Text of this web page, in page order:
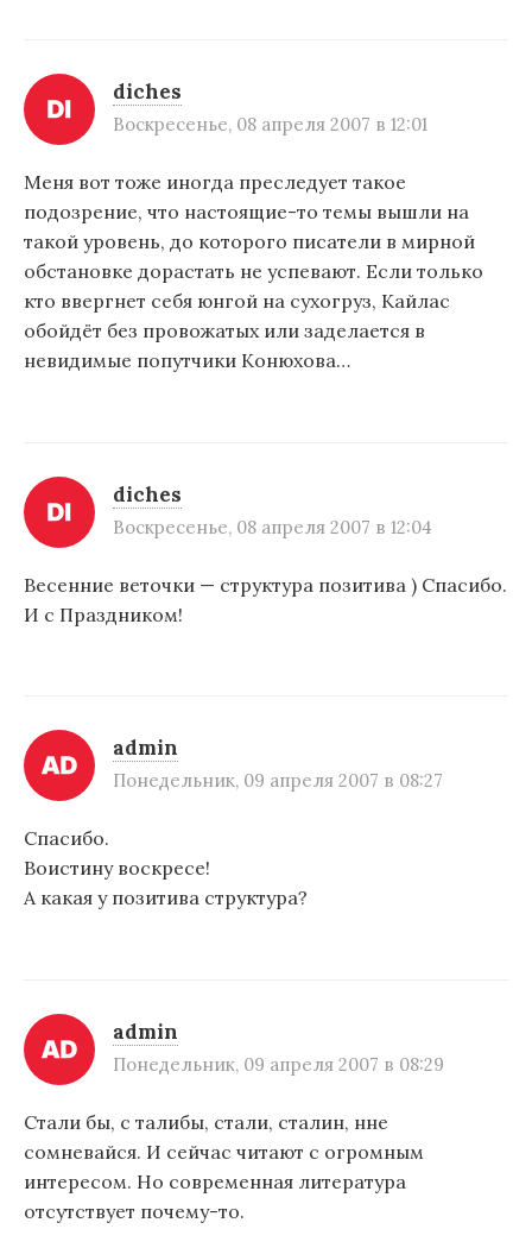
diches
Воскресенье, 08 апреля 2007 в 12:01
Меня вот тоже иногда преследует такое
подозрение, что настоящие-то темы вышли на
такой уровень, до которого писатели в мирной
обстановке дорастать не успевают. Если только
кто ввергнет себя юнгой на сухогруз, Кайлас
обойдёт без провожатых или заделается в
невидимые попутчики Конюхова…
diches
Воскресенье, 08 апреля 2007 в 12:04
Весенние веточки — структура позитива ) Спасибо.
И с Праздником!
admin
Понедельник, 09 апреля 2007 в 08:27
Спасибо.
Воистину воскресе!
А какая у позитива структура?
admin
Понедельник, 09 апреля 2007 в 08:29
Стали бы, с талибы, стали, сталин, нне
сомневайся. И сейчас читают с огромным
интересом. Но современная литература
отсутствует почему-то.